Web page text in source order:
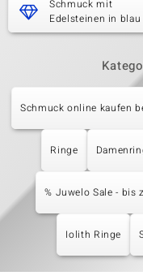
Schmuck mit
Edelsteinen in blau
Schmuck online kaufen
Ringe
% Juwelo Sale - bis
Iolith Ringe